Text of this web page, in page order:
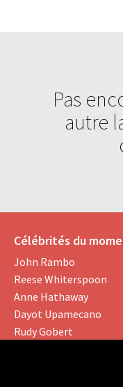
Pas
autre
Célébrités du
John Rambo
Reese Whiterspoon
Anne Hathaway
Dayot Upamecano
Rudy Gobert